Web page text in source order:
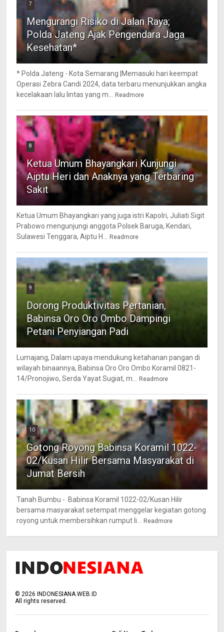
7
Mengurangi Risiko di Jalan Raya;
Polda Jateng Ajak Pengendara Jaga
Kesehatan*
* Polda Jateng - Kota Semarang |Memasuki hari keempat
Operasi Zebra Candi 2024, data terbaru menunjukkan angka
kecelakaan lalu lintas yang m...
Readmore
8
Ketua Umum Bhayangkari Kunjungi
Aiptu Heri dan Anaknya yang Terbaring
Sakit
Ketua Umum Bhayangkari yang juga istri Kapolri, Juliati Sigit
Prabowo mengunjungi anggota Polsek Baruga, Kendari,
Sulawesi Tenggara, Aiptu H...
Readmore
9
Dorong Produktivitas Pertanian,
Babinsa Oro Oro Ombo Dampingi
Petani Penyiangan Padi
Lumajang, Dalam upaya mendukung ketahanan pangan di
wilayah binaannya, Babinsa Oro Oro Ombo Koramil 0821-
14/Pronojiwo, Serda Yayat Sugiat, m...
Readmore
10
Gotong Royong Babinsa Koramil 1022-
02/Kusan Hilir Bersama Masyarakat di
Jumat Bersih
Tanah Bumbu - Babinsa Koramil 1022-02/Kusan Hilir
bersama masyarakat setempat menggelar kegiatan gotong
royong untuk membersihkan rumput li...
Readmore
©2026 INDONESIANA.WEB.ID
All rights reserved.